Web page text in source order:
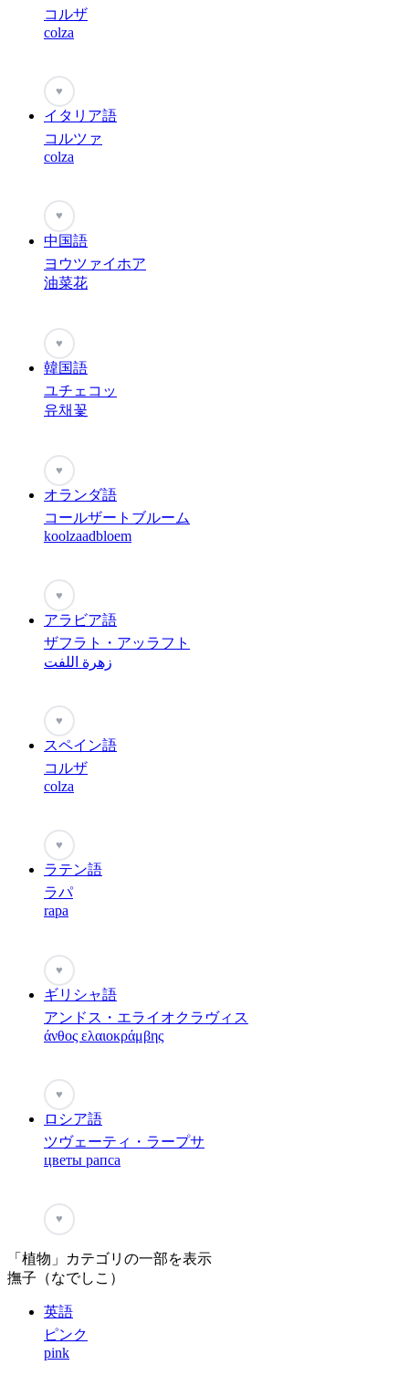
コルザ
colza
♥
イタリア語
コルツァ
colza
♥
中国語
ヨウツァイホア
油菜花
♥
韓国語
ユチェコッ
유채꽃
♥
オランダ語
コールザートブルーム
koolzaadbloem
♥
アラビア語
ザフラト・アッラフト
زهرة اللفت
♥
スペイン語
コルザ
colza
♥
ラテン語
ラパ
rapa
♥
ギリシャ語
アンドス・エライオクラヴィス
άνθος ελαιοκράμβης
♥
ロシア語
ツヴェーティ・ラープサ
цветы рапса
♥
「植物」カテゴリの一部を表示
撫子（なでしこ）
英語
ピンク
pink